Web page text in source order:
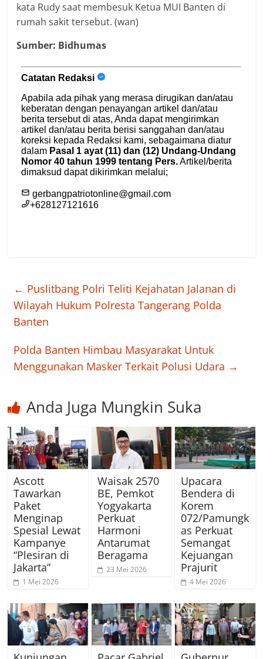
kata Rudy saat membesuk Ketua MUI Banten di
rumah sakit tersebut. (wan)
Sumber: Bidhumas
← Puslitbang Polri Teliti Kejahatan Jalanan di
Wilayah Hukum Polresta Tangerang Polda
Banten
Polda Banten Himbau Masyarakat Untuk
Menggunakan Masker Terkait Polusi Udara →
Anda Juga Mungkin Suka
Ascott
Tawarkan
Paket
Menginap
Spesial Lewat
Kampanye
“Plesiran di
Jakarta”
1 Mei 2026
Waisak 2570
BE, Pemkot
Yogyakarta
Perkuat
Harmoni
Antarumat
Beragama
23 Mei 2026
Upacara
Bendera di
Korem
072/Pamungk
as Perkuat
Semangat
Kejuangan
Prajurit
4 Mei 2026